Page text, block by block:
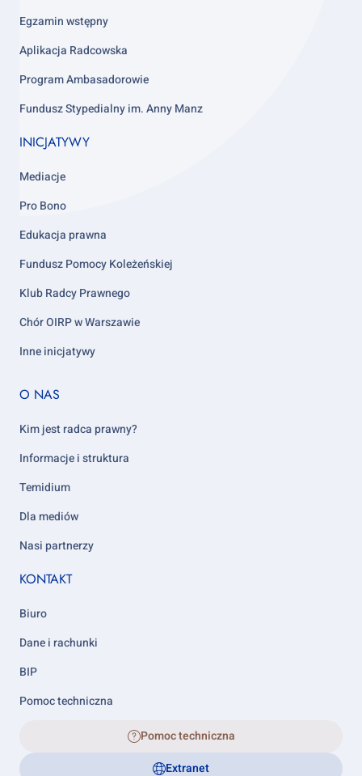
4
Egzamin wstępny
Aplikacja Radcowska
Program Ambasadorowie
Fundusz Stypedialny im. Anny Manz
INICJATYWY
Mediacje
Pro Bono
Edukacja prawna
Fundusz Pomocy Koleżeńskiej
Klub Radcy Prawnego
Chór OIRP w Warszawie
Inne inicjatywy
Footer
5
O NAS
Kim jest radca prawny?
Informacje i struktura
Temidium
Dla mediów
Nasi partnerzy
KONTAKT
Biuro
Dane i rachunki
BIP
Pomoc techniczna
Pomoc techniczna
Extranet